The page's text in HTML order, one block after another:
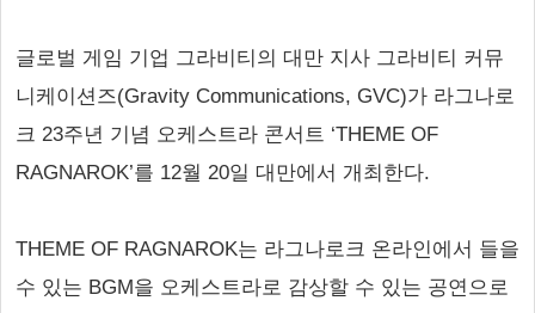
글로벌 게임 기업 그라비티의 대만 지사 그라비티 커뮤
니케이션즈(Gravity Communications, GVC)가 라그나로
크 23주년 기념 오케스트라 콘서트 ‘THEME OF
RAGNAROK’를 12월 20일 대만에서 개최한다.
THEME OF RAGNAROK는 라그나로크 온라인에서 들을
수 있는 BGM을 오케스트라로 감상할 수 있는 공연으로